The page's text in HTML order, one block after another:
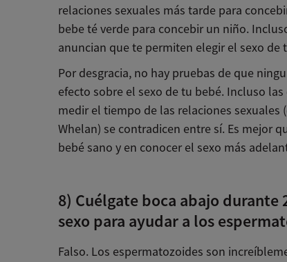
relaciones sexuales más tarde para
bebe té verde para concebir un niño.
anuncian que te permiten elegir el sexo de
Por desgracia, no hay pruebas de que
efecto sobre el sexo de tu bebé. Incluso
medir el tiempo de las relaciones
Whelan) se contradicen entre sí. Es mejor
bebé sano y en conocer el sexo más
8) Cuélgate boca abajo durante
sexo para ayudar a los
Falso. Los espermatozoides son